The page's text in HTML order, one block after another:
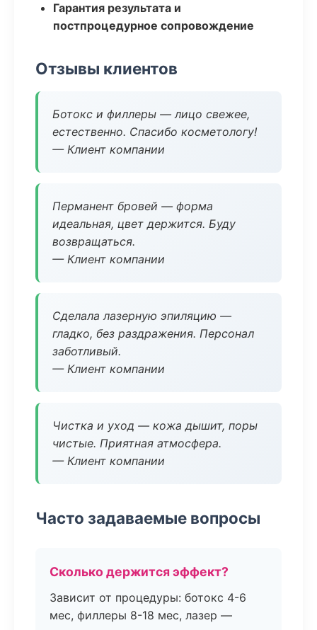
Гарантия результата и
постпроцедурное сопровождение
Отзывы клиентов
Ботокс и филлеры — лицо свежее,
естественно. Спасибо косметологу!
— Клиент компании
Перманент бровей — форма
идеальная, цвет держится. Буду
возвращаться.
— Клиент компании
Сделала лазерную эпиляцию —
гладко, без раздражения. Персонал
заботливый.
— Клиент компании
Чистка и уход — кожа дышит, поры
чистые. Приятная атмосфера.
— Клиент компании
Часто задаваемые вопросы
Сколько держится эффект?
Зависит от процедуры: ботокс 4-6
мес, филлеры 8-18 мес, лазер —